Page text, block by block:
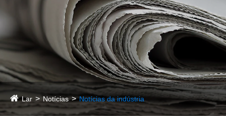
Lar Notícias Notícias da indústria